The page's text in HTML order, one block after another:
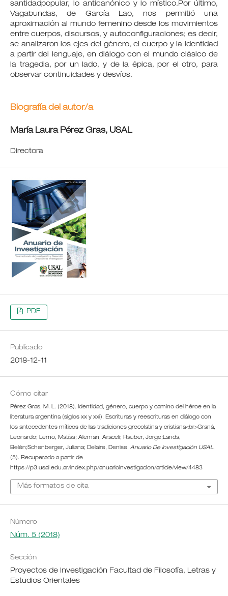
santidadpopular, lo anticanónico y lo místico.Por último,
Vagabundas, de García Lao, nos permitió una
aproximación al mundo femenino desde los movimientos
entre cuerpos, discursos, y autoconfiguraciones; es decir,
se analizaron los ejes del género, el cuerpo y la identidad
a partir del lenguaje, en diálogo con el mundo clásico de
la tragedia, por un lado, y de la épica, por el otro, para
observar continuidades y desvíos.
Biografía del autor/a
María Laura Pérez Gras, USAL
Directora
PDF
Publicado
2018-12-11
Cómo citar
Pérez Gras, M. L. (2018). Identidad, género, cuerpo y camino del héroe en la
literatura argentina (siglos xx y xxi). Escrituras y reescrituras en diálogo con
los antecedentes míticos de las tradiciones grecolatina y cristiana<br>Graná,
Leonardo; Lemo, Matías; Aleman, Araceli; Rauber, Jorge;Landa,
Belén;Schenberger, Juliana; Delaire, Denise. Anuario De Investigación USAL,
(5). Recuperado a partir de
https://p3.usal.edu.ar/index.php/anuarioinvestigacion/article/view/4483
Más formatos de cita
Número
Núm. 5 (2018)
Sección
Proyectos de Investigación Facultad de Filosofía, Letras y
Estudios Orientales